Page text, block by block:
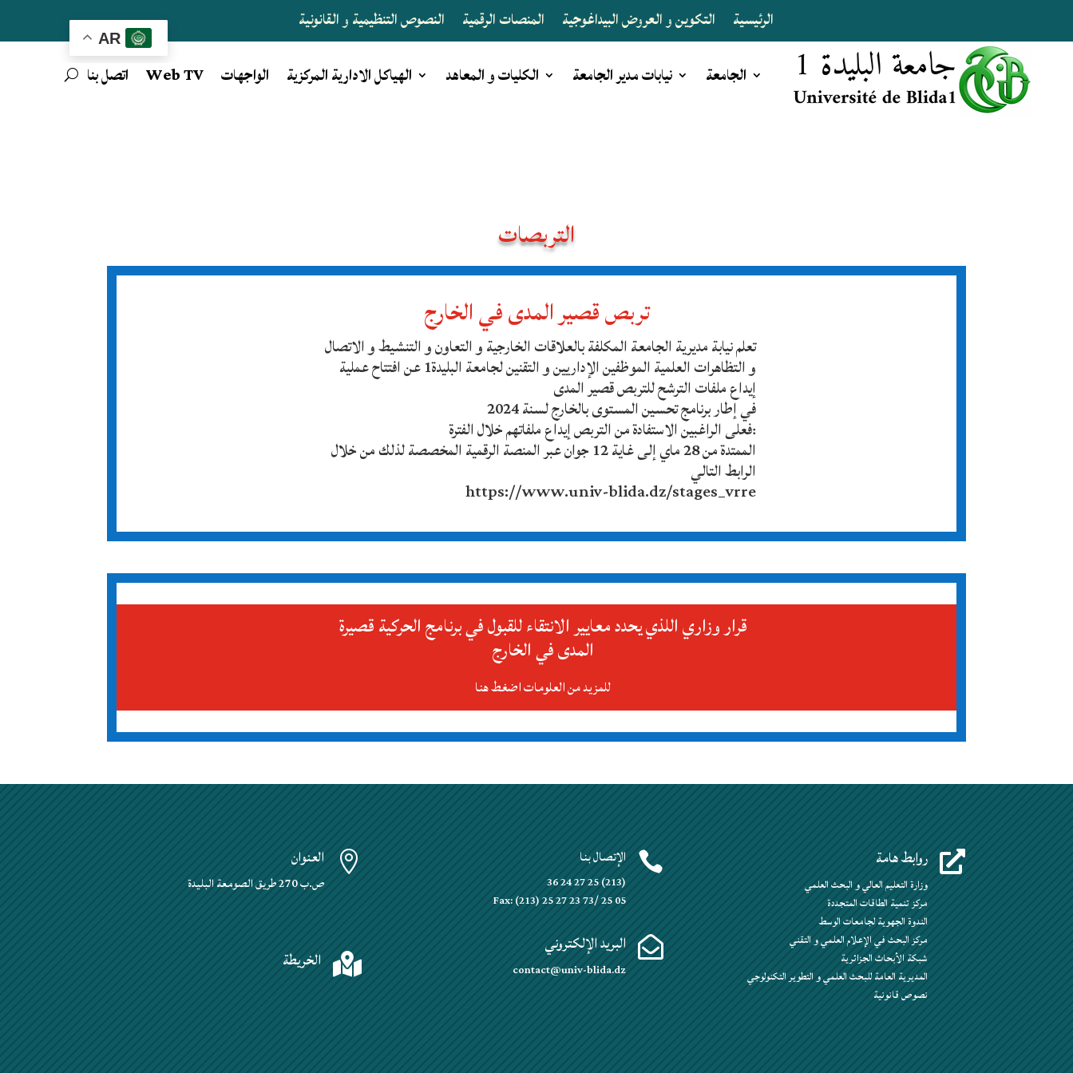
AR
الرئيسية التكوين و العروض البيداغوجية المنصات الرقمية النصوص التنظيمية و القانونية
الجامعة نيابات مدير الجامعة الكليات و المعاهد الهياكل الادارية المركزية الواجهات Web TV اتصل بنا
التربصات
تربص قصير المدى في الخارج
تعلم نيابة مديرية الجامعة المكلفة بالعلاقات الخارجية و التعاون و التنشيط و الاتصال
و التظاهرات العلمية الموظفين الإداريين و التقنين لجامعة البليدة1 عن افتتاح عملية
إيداع ملفات الترشح للتربص قصير المدى
في إطار برنامج تحسين المستوى بالخارج لسنة 2024
:فعلى الراغبين الاستفادة من التربص إيداع ملفاتهم خلال الفترة
الممتدة من 28 ماي إلى غاية 12 جوان عبر المنصة الرقمية المخصصة لذلك من خلال
الرابط التالي
https://www.univ-blida.dz/stages_vrre
قرار وزاري اللذي يحدد معايير الانتقاء للقبول في برنامج الحركية قصيرة
المدى في الخارج
للمزيد من العلومات اضغط هنا
 العنوان
ص.ب 270 طريق الصومعة البليدة
 الخريطة
 الإتصال بنا
(213) 25 27 24 36
Fax: (213) 25 27 23 73/ 25 05
 البريد الإلكتروني
contact@univ-blida.dz
 روابط هامة
وزارة التعليم العالي و البحث العلمي
مركز تنمية الطاقات المتجددة
الندوة الجهوية لجامعات الوسط
مركز البحث في الإعلام العلمي و التقني
شبكة الأبحاث الجزائرية
المديرية العامة للبحث العلمي و التطوير التكنولوجي
نصوص قانونية